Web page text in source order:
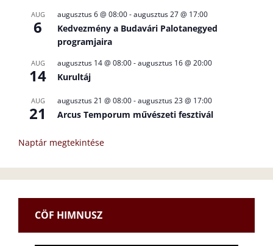
AUG
6
augusztus 6 @ 08:00-augusztus 27 @ 17:00
Kedvezmény a Budavári Palotanegyed
programjaira
AUG
14
augusztus 14 @ 08:00-augusztus 16 @ 20:00
Kurultáj
AUG
21
augusztus 21 @ 08:00-augusztus 23 @ 17:00
Arcus Temporum művészeti fesztivál
Naptár megtekintése
CÖF HIMNUSZ